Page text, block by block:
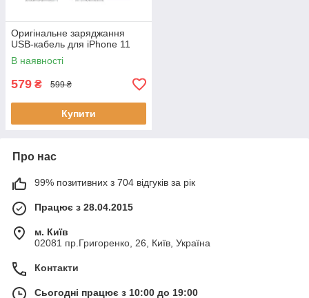
Оригінальне заряджання
USB-кабель для iPhone 11
В наявності
579 ₴ 599 ₴
Купити
Про нас
99% позитивних з 704 відгуків за рік
Працює з 28.04.2015
м. Київ
02081 пр.Григоренко, 26, Київ, Україна
Контакти
Сьогодні працює з 10:00 до 19:00